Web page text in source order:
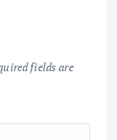
fields are